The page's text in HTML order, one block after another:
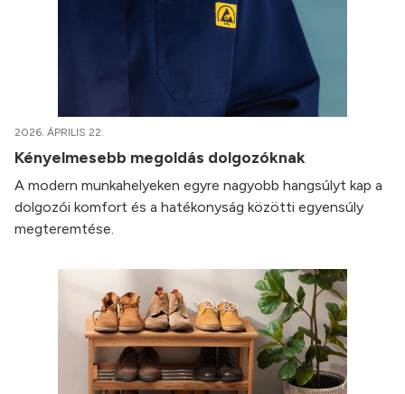
2026. ÁPRILIS 22.
Kényelmesebb megoldás dolgozóknak
A modern munkahelyeken egyre nagyobb hangsúlyt kap a
dolgozói komfort és a hatékonyság közötti egyensúly
megteremtése.